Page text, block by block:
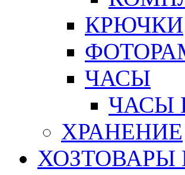
КРЮЧКИ
ЧАСЫ
ЧАСЫ
ХРАНЕНИЕ
ХОЗТОВАРЫ